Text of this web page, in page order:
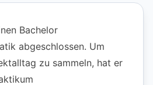
Bachelor
abgeschlossen. Um
zu sammeln, hat er